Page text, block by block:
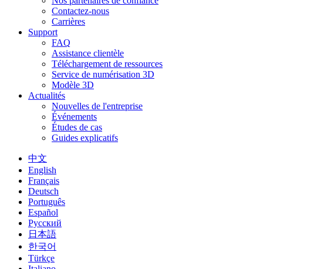
Contactez-nous
Carrières
Support
FAQ
Assistance clientèle
Téléchargement de ressources
Service de numérisation 3D
Modèle 3D
Actualités
Nouvelles de l'entreprise
Événements
Études de cas
Guides explicatifs
中文
English
Français
Deutsch
Português
Español
Русский
日本語
한국어
Türkçe